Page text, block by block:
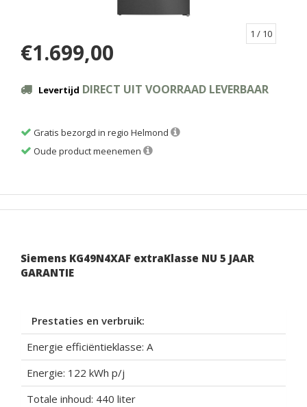
1 / 10
€1.699,00
Levertijd DIRECT UIT VOORRAAD LEVERBAAR
Gratis bezorgd in regio Helmond
Oude product meenemen
Siemens KG49N4XAF extraKlasse NU 5 JAAR
GARANTIE
Prestaties en verbruik:
Energie efficiëntieklasse: A
Energie: 122 kWh p/j
Totale inhoud: 440 liter